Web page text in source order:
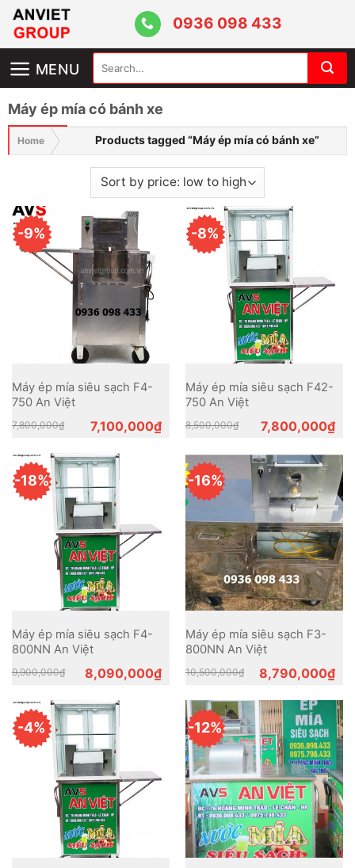
Skip
content
0936 098 433
MENU
for:
Máy ép mía có bánh xe
Home Products tagged “Máy ép mía có bánh xe”
-9%
Máy ép mía siêu sạch F4-
750 An Việt
7,800,000₫
Original
price
7,800,000₫.
7,100,000₫
Current
price
7,100,000₫.
-8%
Máy ép mía siêu sạch F42-
750 An Việt
8,500,000₫
Original
price
8,500,000₫.
7,800,000₫
Current
price
7,800,000₫.
-18%
Máy ép mía siêu sạch F4-
800NN An Việt
9,900,000₫
Original
price
9,900,000₫.
8,090,000₫
Current
price
8,090,000₫.
-16%
Máy ép mía siêu sạch F3-
800NN An Việt
10,500,000₫
Original
price
10,500,000₫.
8,790,000₫
Current
price
8,790,000₫.
-4% -12%